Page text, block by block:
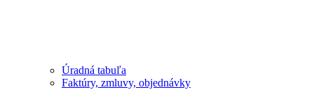
Úradná tabuľa
Faktúry, zmluvy, objednávky